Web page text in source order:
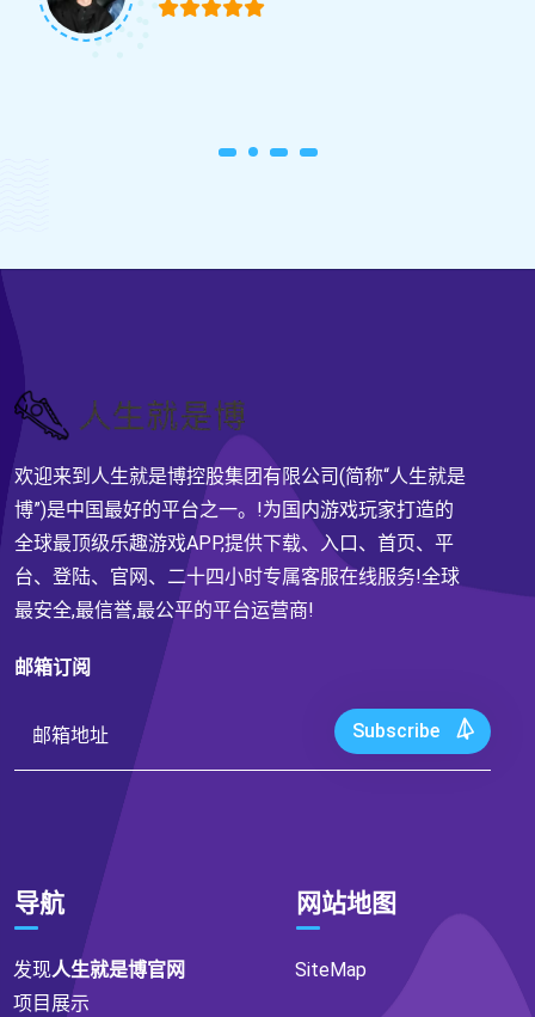
欢迎来到人生就是博控股集团有限公司(简称“人生就是
博”)是中国最好的平台之一。!为国内游戏玩家打造的
全球最顶级乐趣游戏APP,提供下载、入口、首页、平
台、登陆、官网、二十四小时专属客服在线服务!全球
最安全,最信誉,最公平的平台运营商!
邮箱订阅
Subscribe
导航
发现人生就是博官网
项目展示
网站地图
SiteMap